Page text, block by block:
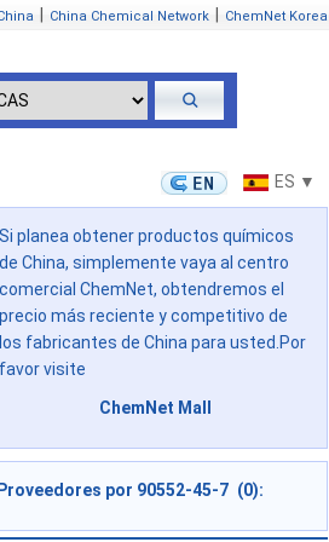
China Chemical Network ChemNet Korea
ES ▼
Si planea obtener productos químicos
de China, simplemente vaya al centro
comercial ChemNet, obtendremos el
precio más reciente y competitivo de
los fabricantes de China para usted.Por
favor visite
ChemNet Mall
por 90552-45-7 (0):